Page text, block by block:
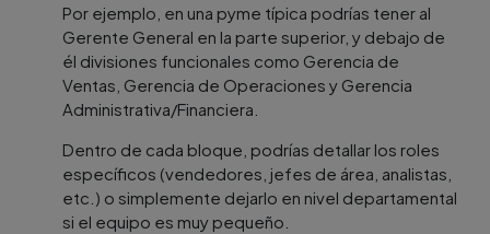
Por ejemplo, en una pyme típica podrías tener al
Gerente General en la parte superior, y debajo de
él divisiones funcionales como Gerencia de
Ventas, Gerencia de Operaciones y Gerencia
Administrativa/Financiera.
Dentro de cada bloque, podrías detallar los roles
específicos (vendedores, jefes de área, analistas,
etc.) o simplemente dejarlo en nivel departamental
si el equipo es muy pequeño.